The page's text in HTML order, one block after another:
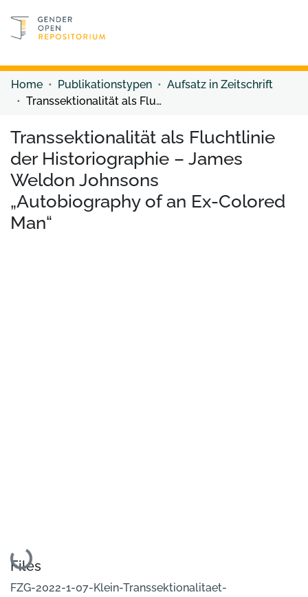
Discover content
Home Publikationstypen
Aufsatz in Zeitschrift
Transsektionalität als Fluchtlinie der Historiographie – James Weldon Johnsons „Autobiography of an Ex-Colored Man“
Transsektionalität als Fluchtlinie
der Historiographie – James
Weldon Johnsons
„Autobiography of an Ex-Colored
Man“
Loading...
Files
FZG-2022-1-07-Klein-Transsektionalitaet-